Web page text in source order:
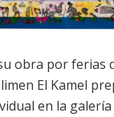
obra por ferias
El Kamel
en la galería